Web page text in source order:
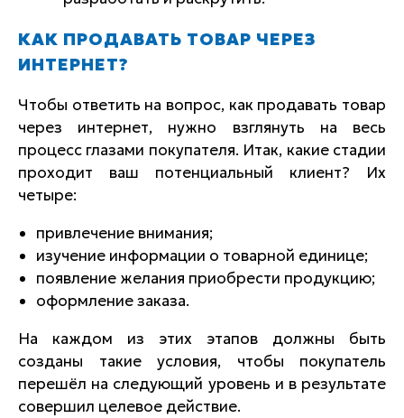
КАК ПРОДАВАТЬ ТОВАР ЧЕРЕЗ
ИНТЕРНЕТ?
Чтобы ответить на вопрос, как продавать товар
через интернет, нужно взглянуть на весь
процесс глазами покупателя. Итак, какие стадии
проходит ваш потенциальный клиент? Их
четыре:
привлечение внимания;
изучение информации о товарной единице;
появление желания приобрести продукцию;
оформление заказа.
На каждом из этих этапов должны быть
созданы такие условия, чтобы покупатель
перешёл на следующий уровень и в результате
совершил целевое действие.